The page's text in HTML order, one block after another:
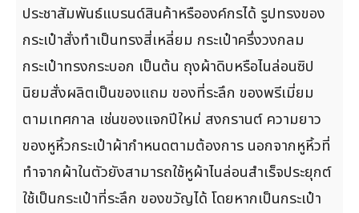
ประชาสัมพันธ์แบรนด์สินค้าหรือองค์กรได้ รูปทรงของ
กระเป๋าสั่งทำเป็นทรงสี่เหลี่ยม กระเป๋าครึ่งวงกลม
กระเป๋าทรงกระบอก เป็นต้น ถุงผ้าดิบหรือไนล่อนซิป
นิยมสั่งผลิตเป็นของแถม ของที่ระลึก ของพรีเมี่ยม
ตามเทศกาล เช่นของแจกปีใหม่ สงกรานต์ ความยาว
ของหูหิ้วกระเป๋าผ้ากำหนดตามต้องการ นอกจากหูหิ้วที่
ทำจากผ้าในตัวยังสามารถใช้หูผ้าไนล่อนสำเร็จประยุกต์
ใช้เป็นกระเป๋าที่ระลึก ของขวัญได้ โดยหากเป็นกระเป๋า